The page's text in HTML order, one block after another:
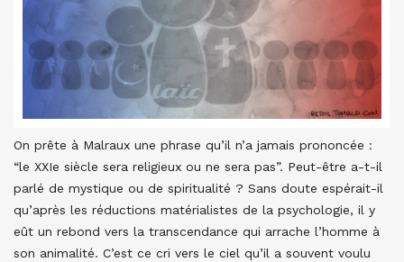
On prête à Malraux une phrase qu’il n’a jamais prononcée :
“le XXIe siècle sera religieux ou ne sera pas”. Peut-être a-t-il
parlé de mystique ou de spiritualité ? Sans doute espérait-il
qu’après les réductions matérialistes de la psychologie, il y
eût un rebond vers la transcendance qui arrache l’homme à
son animalité. C’est ce cri vers le ciel qu’il a souvent voulu